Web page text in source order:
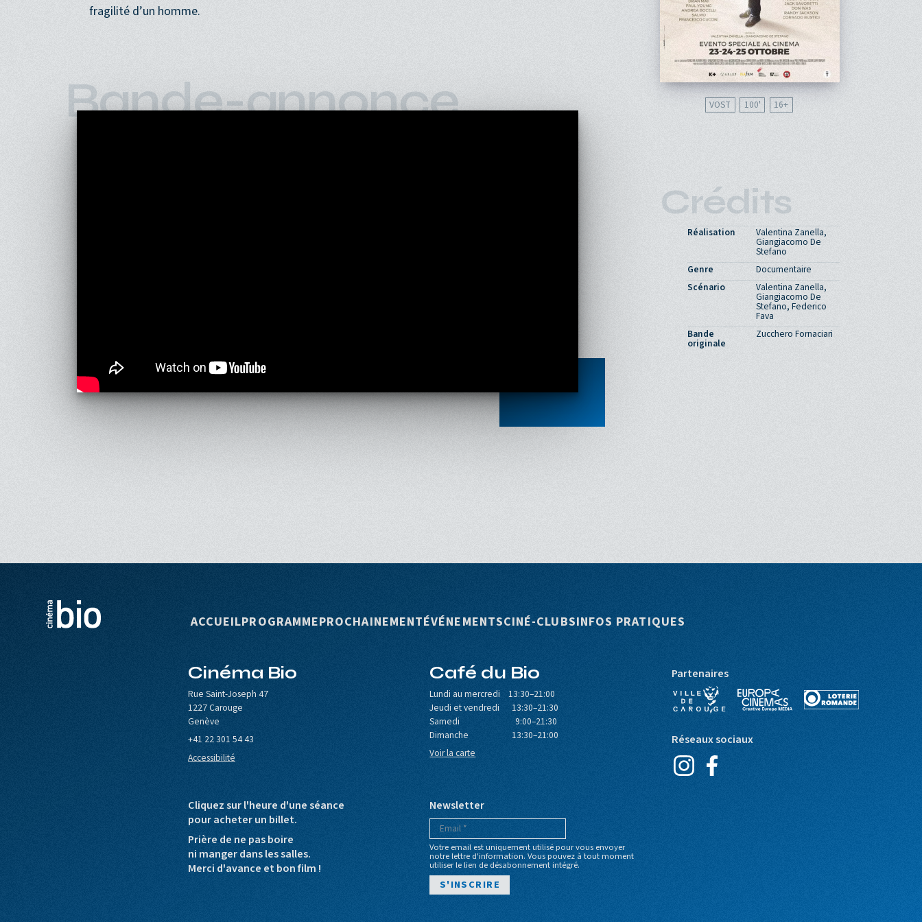
fragilité d’un homme.
Bande-annonce VOST 100' 16
Crédits
Réalisation Valentina Zanella,
Giangiacomo De
Stefano
Genre
Documentaire
Scénario
Valentina Zanella,
Giangiacomo De
Stefano, Federico
Fava
Bande
originale
Zucchero Fornaciari
Navigation principale
ACCUEILPROGRAMMEPROCHAINEMENTÉVÉNEMENTSCINÉ-CLUBSINFOS PRATIQUES
Cinéma Bio
Rue Saint-Joseph 47
1227 Carouge
Genève
+41 22 301 54 43
Accessibilité
Café du Bio
Lundi au mercredi 13:30–21:00
Jeudi et vendredi 13:30–21:30
Samedi 9:00–21:30
Dimanche 13:30–21:00
Voir la carte
Partenaires
Réseaux sociaux
Cliquez sur l'heure d'une séance
pour acheter un billet.
Prière de ne pas boire
ni manger dans les salles.
Merci d'avance et bon film !
Newsletter
Votre email est uniquement utilisé pour vous envoyer
notre lettre d'information. Vous pouvez à tout moment
utiliser le lien de désabonnement intégré.